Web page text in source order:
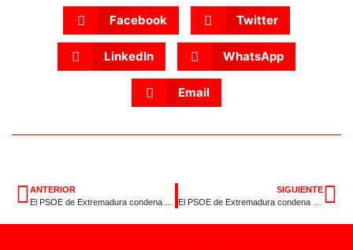
Facebook Twitter
LinkedIn WhatsApp
Email
ANTERIOR
SIGUIENTE